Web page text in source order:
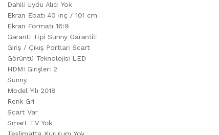
Dahili Uydu Alıcı Yok
Ekran Ebatı 40 inç / 101 cm
Ekran Formatı 16:9
Garanti Tipi Sunny Garantili
Giriş / Çıkış Portları Scart
Görüntü Teknolojisi LED
HDMI Girişleri 2
Sunny
Model Yılı 2018
Renk Gri
Scart Var
Smart TV Yok